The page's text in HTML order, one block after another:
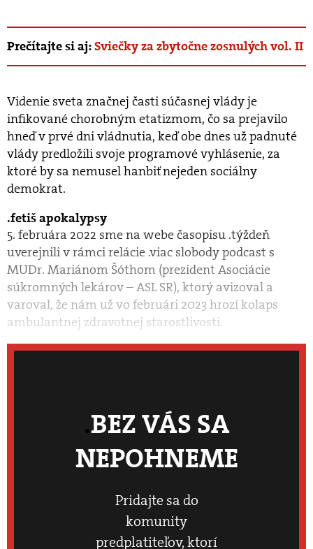
Prečítajte si aj:Sviečky za zbytočne zosnulých vol. II
Videnie sveta značnej časti súčasnej vlády je
infikované chorobným etatizmom, čo sa prejavilo
hneď v prvé dni vládnutia, keď obe dnes už padnuté
vlády predložili svoje programové vyhlásenie, za
ktoré by sa nemusel hanbiť nejeden sociálny
demokrat.
fetiš apokalypsy
5. februára 2022 sme na webe časopisu .týždeň
uverejnili v rámci relácie .viac slobody podcast s
MUDr. Mariánom Šóthom (prezident Asociácie
súkromných lekárov – ASL SR), ktorý avizoval a
varoval, že nám už vo februári 2023 hrozí kolaps
ambulantnej zdravotnej starostlivosti.
BEZ VÁS SA
NEPOHNEME
Pridajte sa do
komunity
predplatiteľov, ktorí